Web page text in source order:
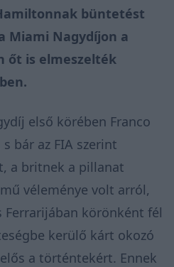
büntetést
Miami Nagydíjon a
őt is elmeszelték
első körében Franco
bár az FIA szerint
a britnek a pillanat
véleménye volt arról,
Ferrarijában körönként fél
kerülő kárt okozó
a történtekért. Ennek